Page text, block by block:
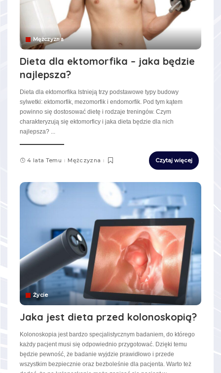
Mężczyzna
Dieta dla ektomorfika – jaka będzie
najlepsza?
Dieta dla ektomorfika Istnieją trzy podstawowe typy budowy
sylwetki: ektomorfik, mezomorfik i endomorfik. Pod tym kątem
powinno się dostosować dietę i rodzaje treningów. Czym
charakteryzują się ektomorficy i jaka dieta będzie dla nich
najlepsza? ...
4 lata Temu Mężczyzna Czytaj więcej
Życie
Jaka jest dieta przed kolonoskopią?
Kolonoskopia jest bardzo specjalistycznym badaniem, do którego
każdy pacjent musi się odpowiednio przygotować. Dzięki temu
będzie pewność, że badanie wyjdzie prawidłowo i przede
wszystkim bezpiecznie oraz bezboleśnie dla pacjenta. Warto też